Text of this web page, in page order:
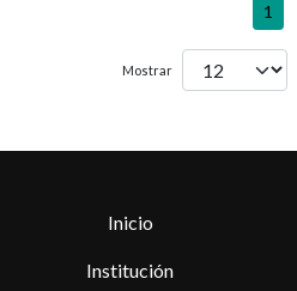
1
Mostrar
Inicio
Institución